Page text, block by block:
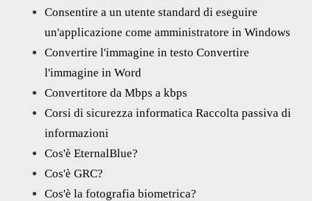
Consentire a un utente standard di eseguire
un'applicazione come amministratore in Windows
Convertire l'immagine in testo Convertire
l'immagine in Word
Convertitore da Mbps a kbps
Corsi di sicurezza informatica Raccolta passiva di
informazioni
Cos'è EternalBlue?
Cos'è GRC?
Cos'è la fotografia biometrica?